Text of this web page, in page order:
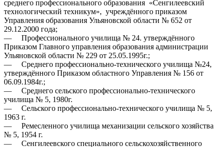
среднего профессионального образования «Сенгилеевский
технологический техникум», учреждённого приказом
Управления образования Ульяновской области № 652 от
29.12.2000 года;
— Профессионального училища № 24. утверждённого
Приказом Главного управления образования администрации
Ульяновской области № 229 от 25.05.1995г.;
— Среднего профессионально-технического училища №24,
утверждённого Приказом областного Управления № 156 от
06.09.1984г.;
— Среднего сельского профессионально-технического
училища № 5, 1980г.
— Сельского профессионально-технического училища № 5,
1963 г.
— Ремесленного училища механизации сельского хозяйства
№ 5, 1954 г.
— Сенгилеевского специального сельскохозяйственного